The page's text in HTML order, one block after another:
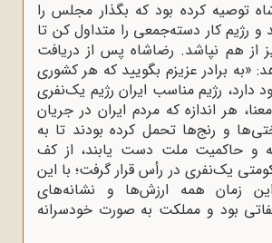
توصیه کرده بود که بگذار مجلس را
و رژیم کار دسته‌جمعی را متداول کن تا
از هم نپاشد. رضاشاه پس از دریافت
«به برادر عزیزم بگویید که هر کشوری
دارد، رژیم مناسب ایران رژیم یک‌نفری
هر اندازه که مردم ایران در جریان
و رنج‌ها تحمل کرده بودند تا به
و حاکمیت ملت دست یابند، از کف
یک‌نفری در رأس قرار گرفت؛ با این
زمان همه ارزش‌ها و نشانه‌های
بود و مملکت به ‌صورت خودسرانه